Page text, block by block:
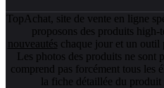
TopAchat, site de vente en ligne
proposons des produits high-
nouveautés chaque jour et un outil
Les photos des produits ne sont
comprend pas forcément tous les
la fiche détaillée du